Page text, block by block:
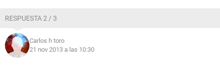
RESPUESTA 2 / 3
Carlos h toro
21 nov 2013 a las 10:30